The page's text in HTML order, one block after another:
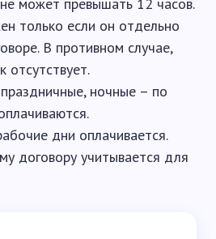
только если он отдельно
В противном случае,
отсутствует.
ночные – по
дни оплачивается.
договору учитывается для